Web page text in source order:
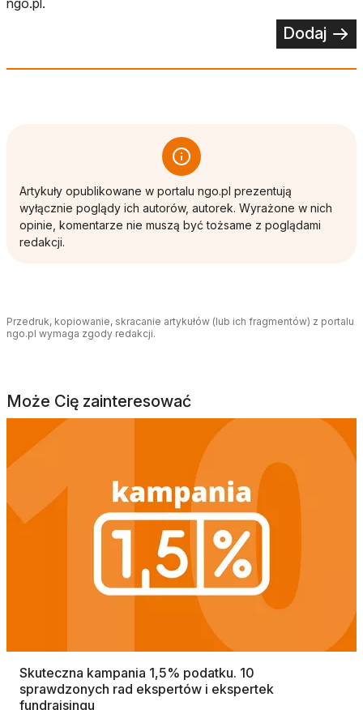
Dodaj
Artykuły opublikowane w portalu ngo.pl prezentują
wyłącznie poglądy ich autorów, autorek. Wyrażone w nich
opinie, komentarze nie muszą być tożsame z poglądami
redakcji.
Przedruk, kopiowanie, skracanie artykułów (lub ich fragmentów) z portalu
ngo.pl wymaga zgody redakcji.
Może Cię zainteresować
Skuteczna kampania 1,5% podatku. 10
sprawdzonych rad ekspertów i ekspertek
fundraisingu